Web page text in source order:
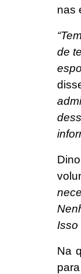
nas
de
Isso
Na